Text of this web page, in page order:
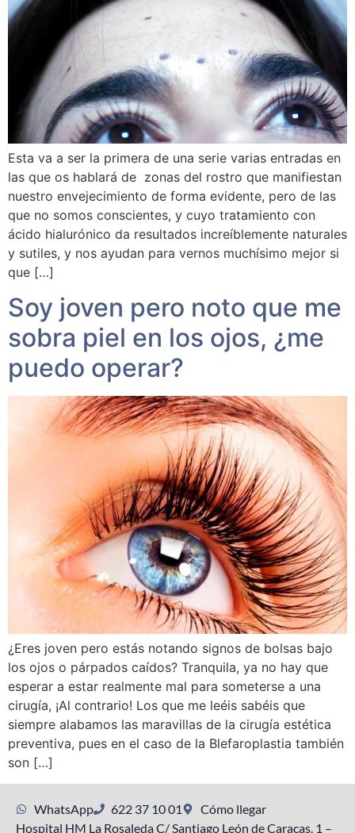
Esta va a ser la primera de una serie varias entradas en
las que os hablará de zonas del rostro que manifiestan
nuestro envejecimiento de forma evidente, pero de las
que no somos conscientes, y cuyo tratamiento con
ácido hialurónico da resultados increíblemente naturales
y sutiles, y nos ayudan para vernos muchísimo mejor si
que […]
Soy joven pero noto que me
sobra piel en los ojos, ¿me
puedo operar?
¿Eres joven pero estás notando signos de bolsas bajo
los ojos o párpados caídos? Tranquila, ya no hay que
esperar a estar realmente mal para someterse a una
cirugía, ¡Al contrario! Los que me leéis sabéis que
siempre alabamos las maravillas de la cirugía estética
preventiva, pues en el caso de la Blefaroplastia también
son […]
WhatsApp 622 37 10 01
Cómo llegar
Hospital HM La Rosaleda C/ Santiago León de Caracas, 1 –